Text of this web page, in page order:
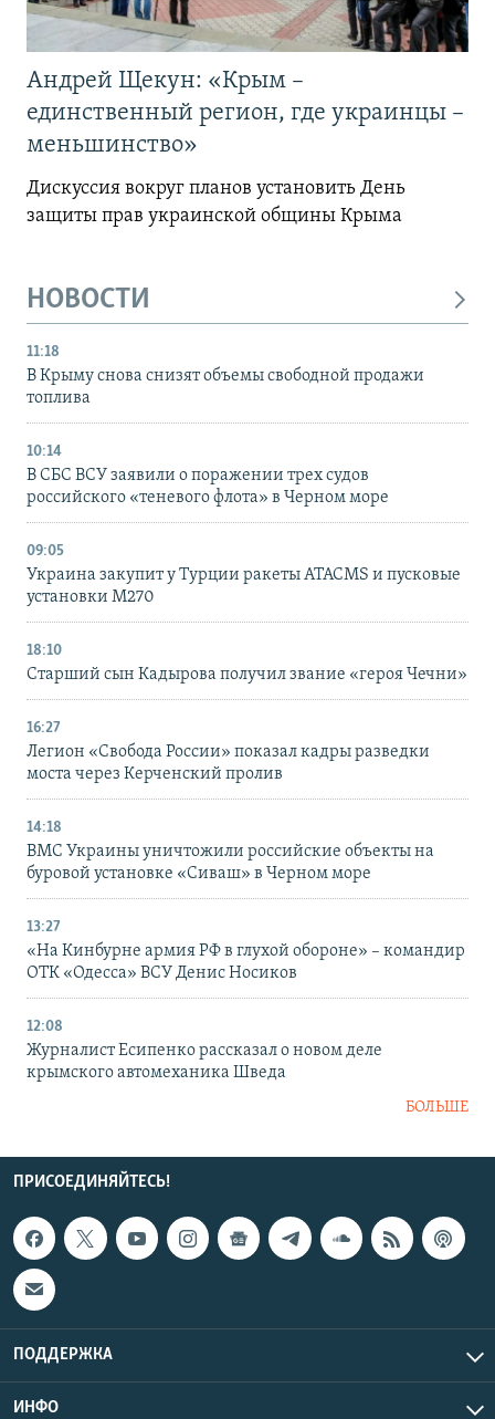
Андрей Щекун: «Крым –
единственный регион, где украинцы –
меньшинство»
Дискуссия вокруг планов установить День
защиты прав украинской общины Крыма
НОВОСТИ
11:18
В Крыму снова снизят объемы свободной продажи
топлива
10:14
В СБС ВСУ заявили о поражении трех судов
российского «теневого флота» в Черном море
09:05
Украина закупит у Турции ракеты ATACMS и пусковые
установки M270
18:10
Старший сын Кадырова получил звание «героя Чечни»
16:27
Легион «Свобода России» показал кадры разведки
моста через Керченский пролив
14:18
ВМС Украины уничтожили российские объекты на
буровой установке «Сиваш» в Черном море
13:27
«На Кинбурне армия РФ в глухой обороне» – командир
ОТК «Одесса» ВСУ Денис Носиков
12:08
Журналист Есипенко рассказал о новом деле
крымского автомеханика Шведа
БОЛЬШЕ
ПРИСОЕДИНЯЙТЕСЬ!
ПОДДЕРЖКА
ИНФО